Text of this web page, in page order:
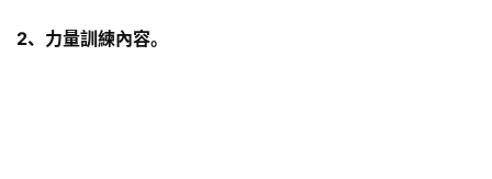
2、力量訓練內容。